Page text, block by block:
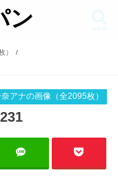
ン
）
アナの画像（全2095枚）